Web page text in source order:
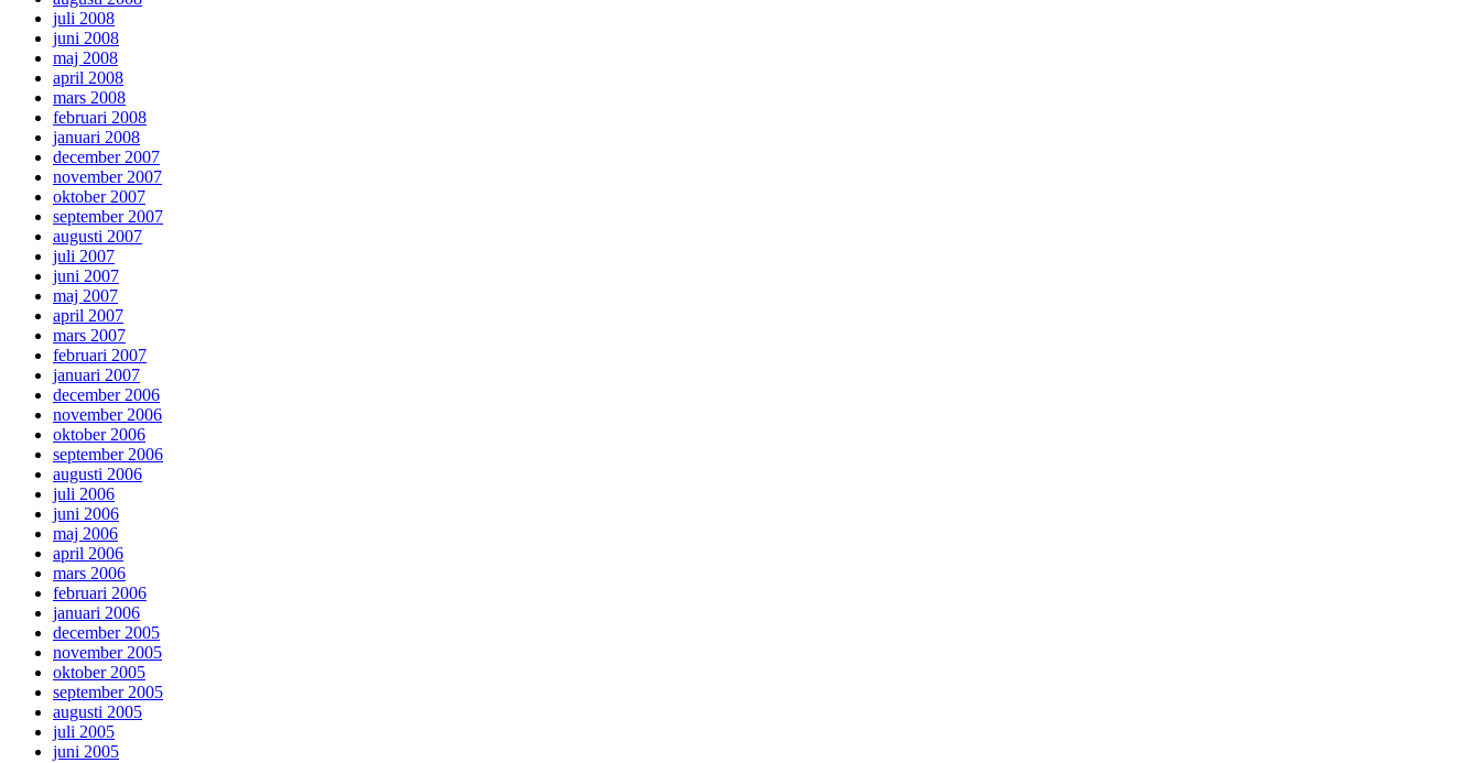
juli 2008
juni 2008
maj 2008
april 2008
mars 2008
februari 2008
januari 2008
december 2007
november 2007
oktober 2007
september 2007
augusti 2007
juli 2007
juni 2007
maj 2007
april 2007
mars 2007
februari 2007
januari 2007
december 2006
november 2006
oktober 2006
september 2006
augusti 2006
juli 2006
juni 2006
maj 2006
april 2006
mars 2006
februari 2006
januari 2006
december 2005
november 2005
oktober 2005
september 2005
augusti 2005
juli 2005
juni 2005